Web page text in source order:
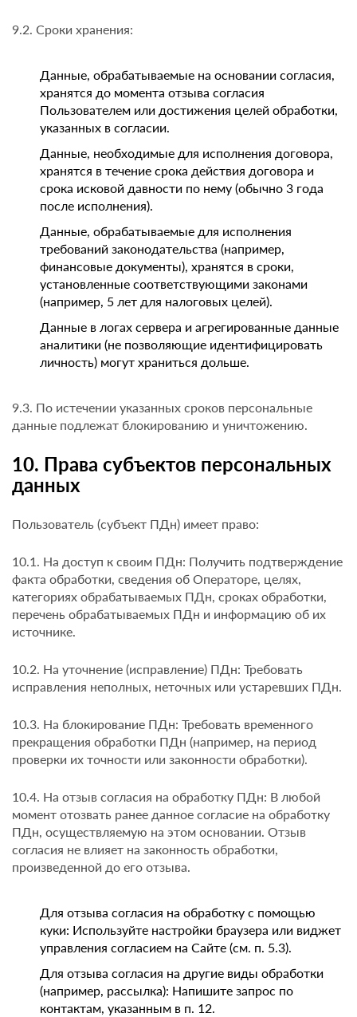
9.2. Сроки хранения:
Данные, обрабатываемые на основании согласия,
хранятся до момента отзыва согласия
Пользователем или достижения целей обработки,
указанных в согласии.
Данные, необходимые для исполнения договора,
хранятся в течение срока действия договора и
срока исковой давности по нему (обычно 3 года
после исполнения).
Данные, обрабатываемые для исполнения
требований законодательства (например,
финансовые документы), хранятся в сроки,
установленные соответствующими законами
(например, 5 лет для налоговых целей).
Данные в логах сервера и агрегированные данные
аналитики (не позволяющие идентифицировать
личность) могут храниться дольше.
9.3. По истечении указанных сроков персональные
данные подлежат блокированию и уничтожению.
10. Права субъектов персональных
данных
Пользователь (субъект ПДн) имеет право:
10.1. На доступ к своим ПДн: Получить подтверждение
факта обработки, сведения об Операторе, целях,
категориях обрабатываемых ПДн, сроках обработки,
перечень обрабатываемых ПДн и информацию об их
источнике.
10.2. На уточнение (исправление) ПДн: Требовать
исправления неполных, неточных или устаревших ПДн.
10.3. На блокирование ПДн: Требовать временного
прекращения обработки ПДн (например, на период
проверки их точности или законности обработки).
10.4. На отзыв согласия на обработку ПДн: В любой
момент отозвать ранее данное согласие на обработку
ПДн, осуществляемую на этом основании. Отзыв
согласия не влияет на законность обработки,
произведенной до его отзыва.
Для отзыва согласия на обработку с помощью
куки: Используйте настройки браузера или виджет
управления согласием на Сайте (см. п. 5.3).
Для отзыва согласия на другие виды обработки
(например, рассылка): Напишите запрос по
контактам, указанным в п. 12.